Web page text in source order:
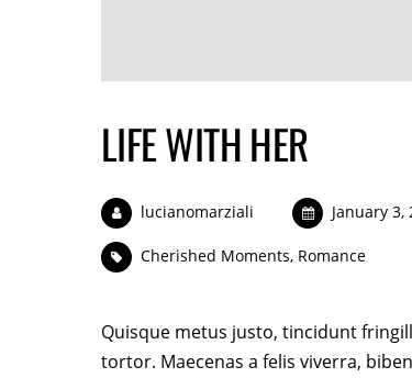
LIFE WITH HER
lucianomarziali January 3,
Cherished Moments, Romance
Quisque metus justo, tincidunt
tortor. Maecenas a felis viverra,